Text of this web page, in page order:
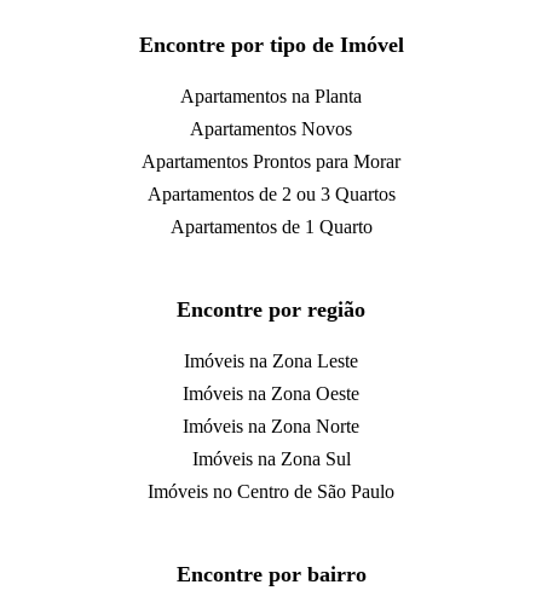
Encontre por tipo de Imóvel
Apartamentos na Planta
Apartamentos Novos
Apartamentos Prontos para Morar
Apartamentos de 2 ou 3 Quartos
Apartamentos de 1 Quarto
Encontre por região
Imóveis na Zona Leste
Imóveis na Zona Oeste
Imóveis na Zona Norte
Imóveis na Zona Sul
Imóveis no Centro de São Paulo
Encontre por bairro